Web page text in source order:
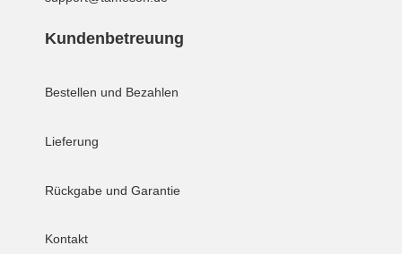
Kundenbetreuung
Bestellen und Bezahlen
Lieferung
Rückgabe und Garantie
Kontakt